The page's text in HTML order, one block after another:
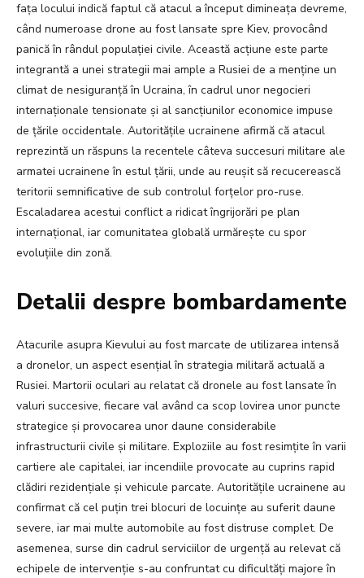
fața locului indică faptul că atacul a început dimineața devreme,
când numeroase drone au fost lansate spre Kiev, provocând
panică în rândul populației civile. Această acțiune este parte
integrantă a unei strategii mai ample a Rusiei de a menține un
climat de nesiguranță în Ucraina, în cadrul unor negocieri
internaționale tensionate și al sancțiunilor economice impuse
de țările occidentale. Autoritățile ucrainene afirmă că atacul
reprezintă un răspuns la recentele câteva succesuri militare ale
armatei ucrainene în estul țării, unde au reușit să recucerească
teritorii semnificative de sub controlul forțelor pro-ruse.
Escaladarea acestui conflict a ridicat îngrijorări pe plan
internațional, iar comunitatea globală urmărește cu spor
evoluțiile din zonă.
Detalii despre bombardamente
Atacurile asupra Kievului au fost marcate de utilizarea intensă
a dronelor, un aspect esențial în strategia militară actuală a
Rusiei. Martorii oculari au relatat că dronele au fost lansate în
valuri succesive, fiecare val având ca scop lovirea unor puncte
strategice și provocarea unor daune considerabile
infrastructurii civile și militare. Exploziile au fost resimțite în varii
cartiere ale capitalei, iar incendiile provocate au cuprins rapid
clădiri rezidențiale și vehicule parcate. Autoritățile ucrainene au
confirmat că cel puțin trei blocuri de locuințe au suferit daune
severe, iar mai multe automobile au fost distruse complet. De
asemenea, surse din cadrul serviciilor de urgență au relevat că
echipele de intervenție s-au confruntat cu dificultăți majore în